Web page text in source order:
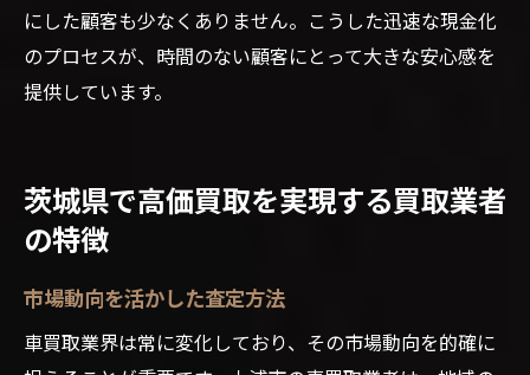
にした顧客も少なくありません。こうした迅速な現金化
のプロセスが、時間のない顧客にとって大きな安心感を
提供しています。
茨城県で高価買取を実現する買取業者
の特徴
市場動向を活かした査定方法
車買取業界は常に変化しており、その市場動向を的確に